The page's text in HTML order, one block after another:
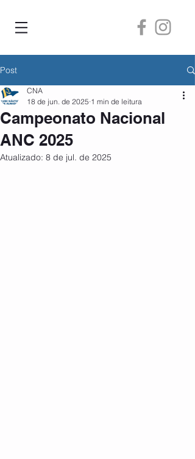
Post
Campeonato Nacional
ANC 2025
CNA
18 de jun. de 2025 1 min de leitura
Atualizado: 8 de jul. de 2025